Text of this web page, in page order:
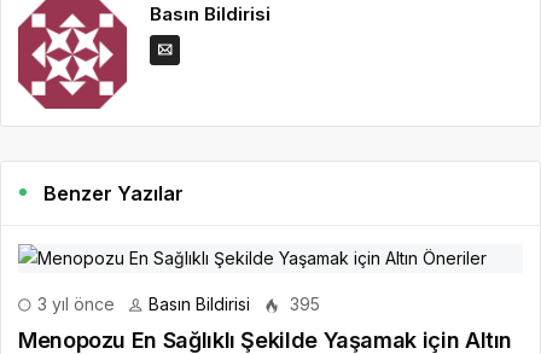
Basın Bildirisi
Benzer Yazılar
3 yıl önce Basın Bildirisi 395
Menopozu En Sağlıklı Şekilde Yaşamak için Altın